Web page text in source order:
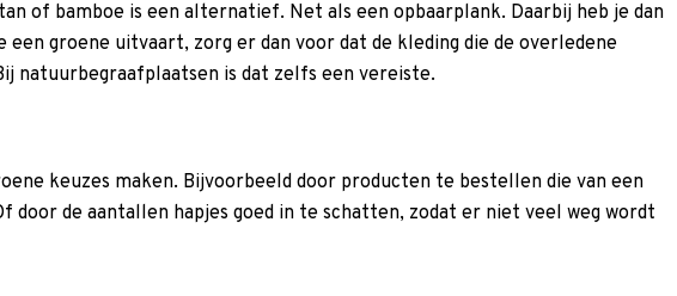
of bamboe is een alternatief. Net als een opbaarplank. Daarbij heb je dan
een groene uitvaart, zorg er dan voor dat de kleding die de overledene
natuurbegraafplaatsen is dat zelfs een vereiste.
keuzes maken. Bijvoorbeeld door producten te bestellen die van een
door de aantallen hapjes goed in te schatten, zodat er niet veel weg wordt